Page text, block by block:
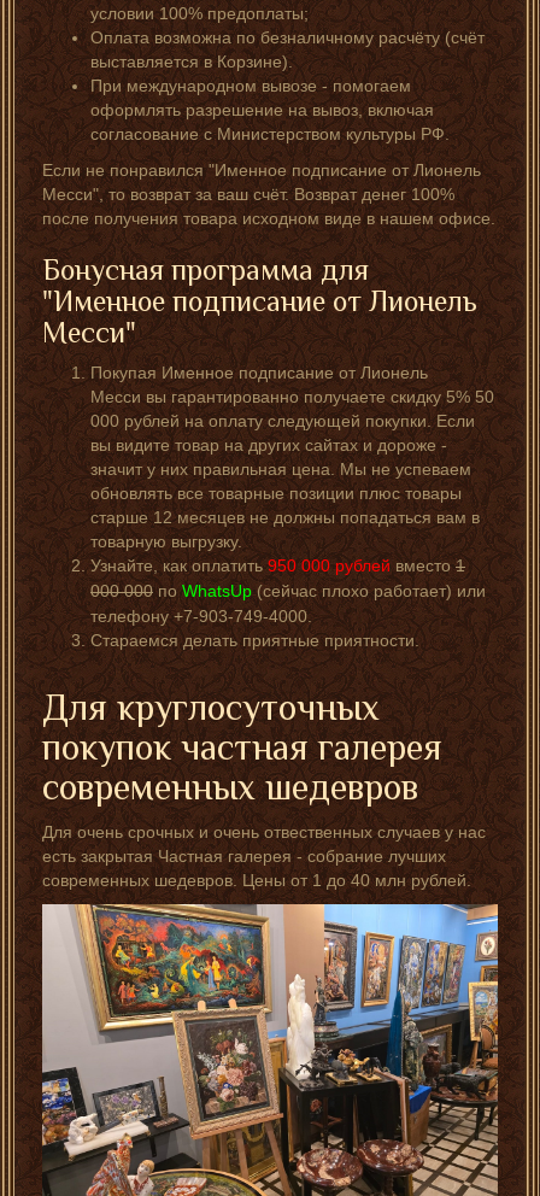
условии 100% предоплаты;
Оплата возможна по безналичному расчёту (счёт
выставляется в Корзине).
При международном вывозе - помогаем
оформлять разрешение на вывоз, включая
согласование с Министерством культуры РФ.
Если не понравился "Именное подписание от Лионель
Месси", то возврат за ваш счёт. Возврат денег 100%
после получения товара исходном виде в нашем офисе.
Бонусная программа для
"Именное подписание от Лионель
Месси"
Покупая Именное подписание от Лионель
Месси вы гарантированно получаете скидку 5% 50
000 рублей на оплату следующей покупки. Если
вы видите товар на других сайтах и дороже -
значит у них правильная цена. Мы не успеваем
обновлять все товарные позиции плюс товары
старше 12 месяцев не должны попадаться вам в
товарную выгрузку.
Узнайте, как оплатить950 000 рублейвместо1
000 000 поWhatsUp (сейчас плохо работает) или
телефону +7-903-749-4000.
Стараемся делать приятные приятности.
Для круглосуточных
покупок частная галерея
современных шедевров
Для очень срочных и очень отвественных случаев у нас
есть закрытая Частная галерея - собрание лучших
современных шедевров. Цены от 1 до 40 млн рублей.